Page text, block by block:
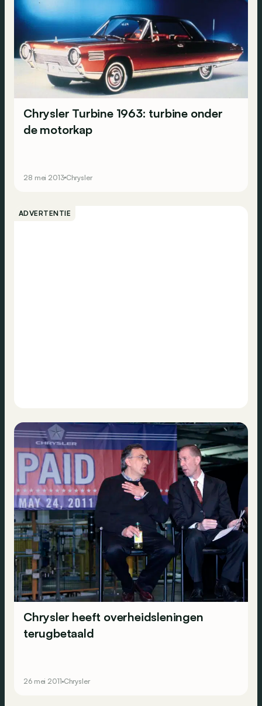
Chrysler Turbine 1963: turbine onder
de motorkap
28 mei 2013 Chrysler
ADVERTENTIE
Chrysler heeft overheidsleningen
terugbetaald
26 mei 2011 Chrysler